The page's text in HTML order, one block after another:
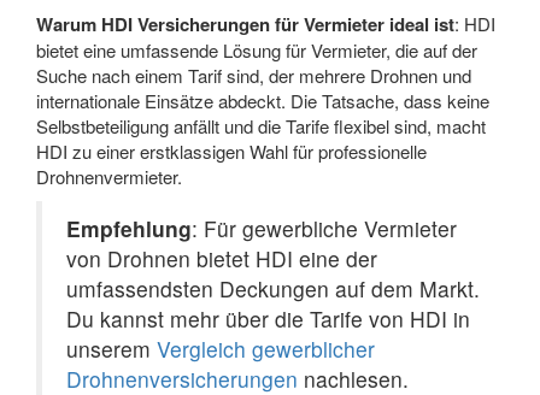
Warum HDI Versicherungen für Vermieter ideal ist: HDI
bietet eine umfassende Lösung für Vermieter, die auf der
Suche nach einem Tarif sind, der mehrere Drohnen und
internationale Einsätze abdeckt. Die Tatsache, dass keine
Selbstbeteiligung anfällt und die Tarife flexibel sind, macht
HDI zu einer erstklassigen Wahl für professionelle
Drohnenvermieter.
Empfehlung: Für gewerbliche Vermieter
von Drohnen bietet HDI eine der
umfassendsten Deckungen auf dem Markt.
Du kannst mehr über die Tarife von HDI in
unserem Vergleich gewerblicher
Drohnenversicherungen nachlesen.